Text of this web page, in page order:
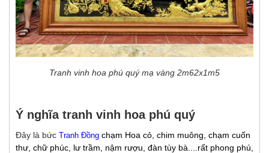
Tranh vinh hoa phú quý mạ vàng 2m62x1m5
Ý nghĩa tranh vinh hoa phú quý
Đây là bức Tranh Đồng chạm Hoa cỏ, chim muông, chạm cuốn
thư, chữ phúc, lư trầm, nậm rượu, đàn tùy bà....rất phong phú,